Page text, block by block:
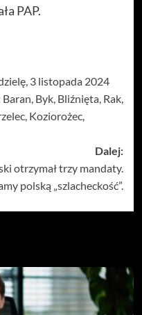
PAP.
3 listopada 2024
Byk, Bliźnięta, Rak,
Koziorożec,
Dalej:
otrzymał trzy mandaty.
polską „szlacheckość”.